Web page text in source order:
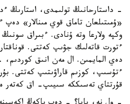
- داستارحانىڭ تولىمدى، استارىڭ
«ۇمىتىلعان تاماق قوي مىنالار»
وكپە ولارعا وتە ۇنادى. ءبىراق
ءتورت قاتەلىك جۋىپ كەتتى.
دەي المايمىن. ال مەن انىق
ءتۇسىپ، كوزىم قاراۋىتىپ كەتتى.
قۇرتتاي تەسىككە سىيىپ- اق كەتەر